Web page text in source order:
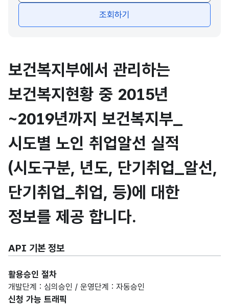
조회하기
보건복지부에서 관리하는
보건복지현황 중 2015년
~2019년까지 보건복지부_
시도별 노인 취업알선 실적
(시도구분, 년도, 단기취업_알선,
단기취업_취업, 등)에 대한
정보를 제공 합니다.
API 기본 정보
활용승인 절차
개발단계 : 심의승인 / 운영단계 : 자동승인
신청 가능 트래픽